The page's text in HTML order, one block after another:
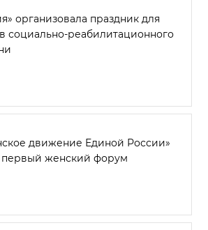
организовала праздник для
социально-реабилитационного
движение Единой России»
первый женский форум